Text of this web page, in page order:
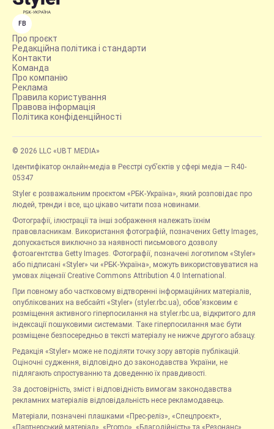
FB
Про проєкт
Редакційна політика і стандарти
Контакти
Команда
Про компанію
Реклама
Правила користування
Правова інформація
Політика конфіденційності
© 2026 LLC «UBT MEDIA»
Ідентифікатор онлайн-медіа в Реєстрі суб’єктів у сфері медіа — R40-
05347
Styler є розважальним проєктом «РБК-Україна», який розповідає про
людей, тренди і все, що цікаво читати поза новинами.
Фотографії, ілюстрації та інші зображення належать їхнім
правовласникам. Використання фотографій, позначених Getty Images,
допускається виключно за наявності письмового дозволу
фотоагентства Getty Images. Фотографії, позначені логотипом «Styler»
або підписані «Styler» чи «РБК-Україна», можуть використовуватися на
умовах ліцензії Creative Commons Attribution 4.0 International.
При повному або частковому відтворенні інформаційних матеріалів,
опублікованих на вебсайті «Styler» (styler.rbc.ua), обов'язковим є
розміщення активного гіперпосилання на styler.rbc.ua, відкритого для
індексації пошуковими системами. Таке гіперпосилання має бути
розміщене безпосередньо в тексті матеріалу не нижче другого абзацу.
Редакція «Styler» може не поділяти точку зору авторів публікацій.
Оціночні судження, відповідно до законодавства України, не
підлягають спростуванню та доведенню їх правдивості.
За достовірність, зміст і відповідність вимогам законодавства
рекламних матеріалів відповідальність несе рекламодавець.
Матеріали, позначені плашками «Прес-реліз», «Спецпроєкт»,
«Партнерський матеріал», «Promo», «Благодійність» та «Резонанс»,